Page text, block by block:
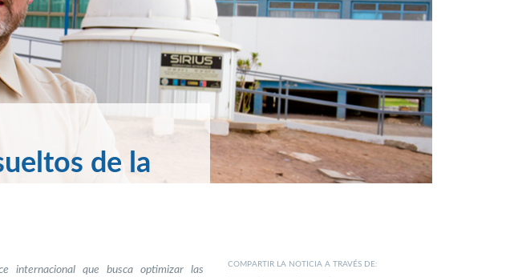
de la
internacional que busca optimizar las
COMPARTIR LA NOTICIA A TRAVÉS DE: